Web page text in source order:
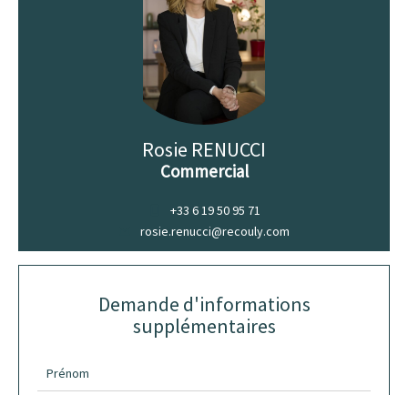
Rosie RENUCCI
Commercial
+33 6 19 50 95 71
rosie.renucci@recouly.com
Demande d'informations
supplémentaires